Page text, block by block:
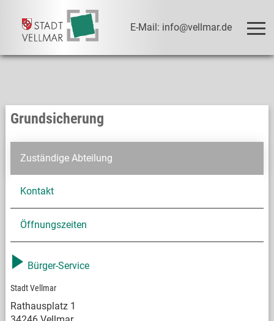
E-Mail: info@vellmar.de
Grundsicherung
Zuständige Abteilung
Kontakt
Öffnungszeiten
Bürger-Service
Stadt Vellmar
Rathausplatz 1